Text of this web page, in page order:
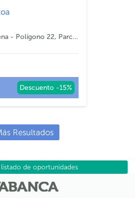
Lugar Ortoa, Leira da Pena - Polígono 22, Parcela 136
Descuento -15%
Resultados
listado de oportunidades